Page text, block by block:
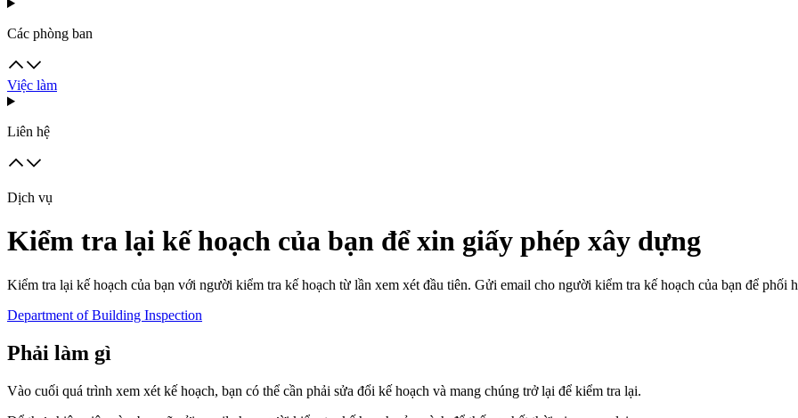
Các phòng ban
Việc làm
Liên hệ
Dịch vụ
Kiểm tra lại kế hoạch của bạn để xin giấy phép xây dựng
Kiểm tra lại kế hoạch của bạn với người kiểm tra kế hoạch từ lần xem xét đầu tiên. Gửi email cho người kiểm tra kế hoạch của bạn để phối
Department of Building Inspection
Phải làm gì
Vào cuối quá trình xem xét kế hoạch, bạn có thể cần phải sửa đổi kế hoạch và mang chúng trở lại để kiểm tra lại.